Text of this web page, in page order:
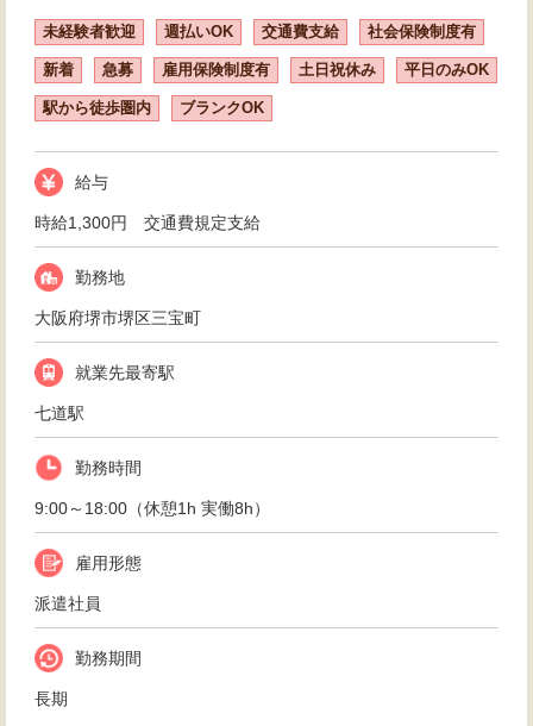
未経験者歓迎 週払いOK 交通費支給 社会保険制度有
新着 急募 雇用保険制度有 土日祝休み 平日のみOK
駅から徒歩圏内 ブランクOK
給与
時給1,300円 交通費規定支給
勤務地
大阪府堺市堺区三宝町
就業先最寄駅
七道駅
勤務時間
9:00～18:00（休憩1h 実働8h）
雇用形態
派遣社員
勤務期間
長期